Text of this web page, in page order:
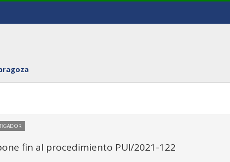
fin al procedimiento PUI/2021-122